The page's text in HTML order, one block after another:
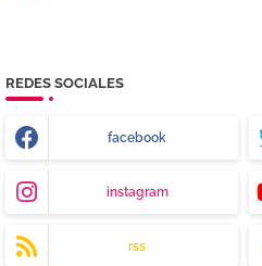
REDES SOCIALES
facebook
instagram
rss